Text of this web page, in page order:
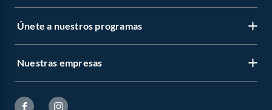
Únete a nuestros programas
Nuestras empresas